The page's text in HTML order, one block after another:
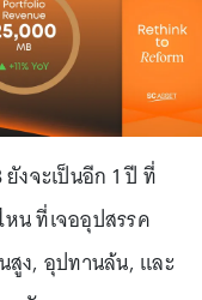
งจะเป็นอีก 1 ปี ที่
น ที่เจออุปสรรค
สูง, อุปทานล้น, และ